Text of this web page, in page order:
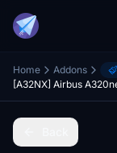
Home Addons